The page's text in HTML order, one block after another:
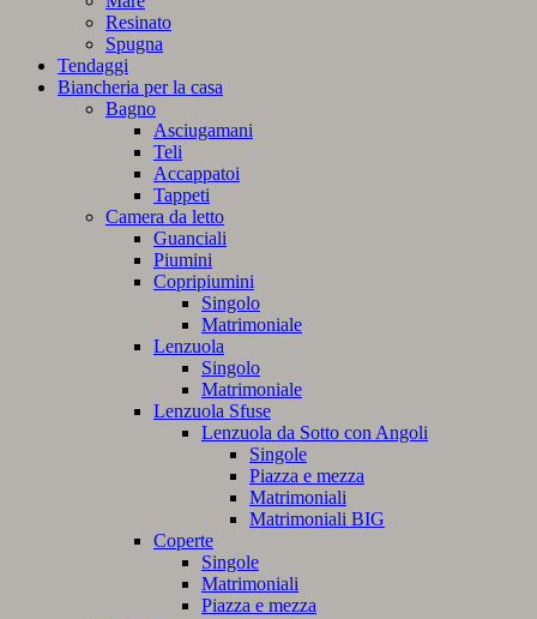
Resinato
Spugna
Tendaggi
Biancheria per la casa
Bagno
Asciugamani
Teli
Accappatoi
Tappeti
Camera da letto
Guanciali
Piumini
Copripiumini
Singolo
Matrimoniale
Lenzuola
Singolo
Matrimoniale
Lenzuola Sfuse
Lenzuola da Sotto con Angoli
Singole
Piazza e mezza
Matrimoniali
Matrimoniali BIG
Coperte
Singole
Matrimoniali
Piazza e mezza